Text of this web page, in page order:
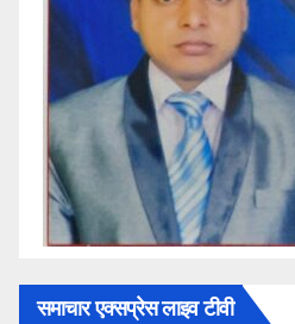
समाचार एक्सप्रेस लाइव टीवी